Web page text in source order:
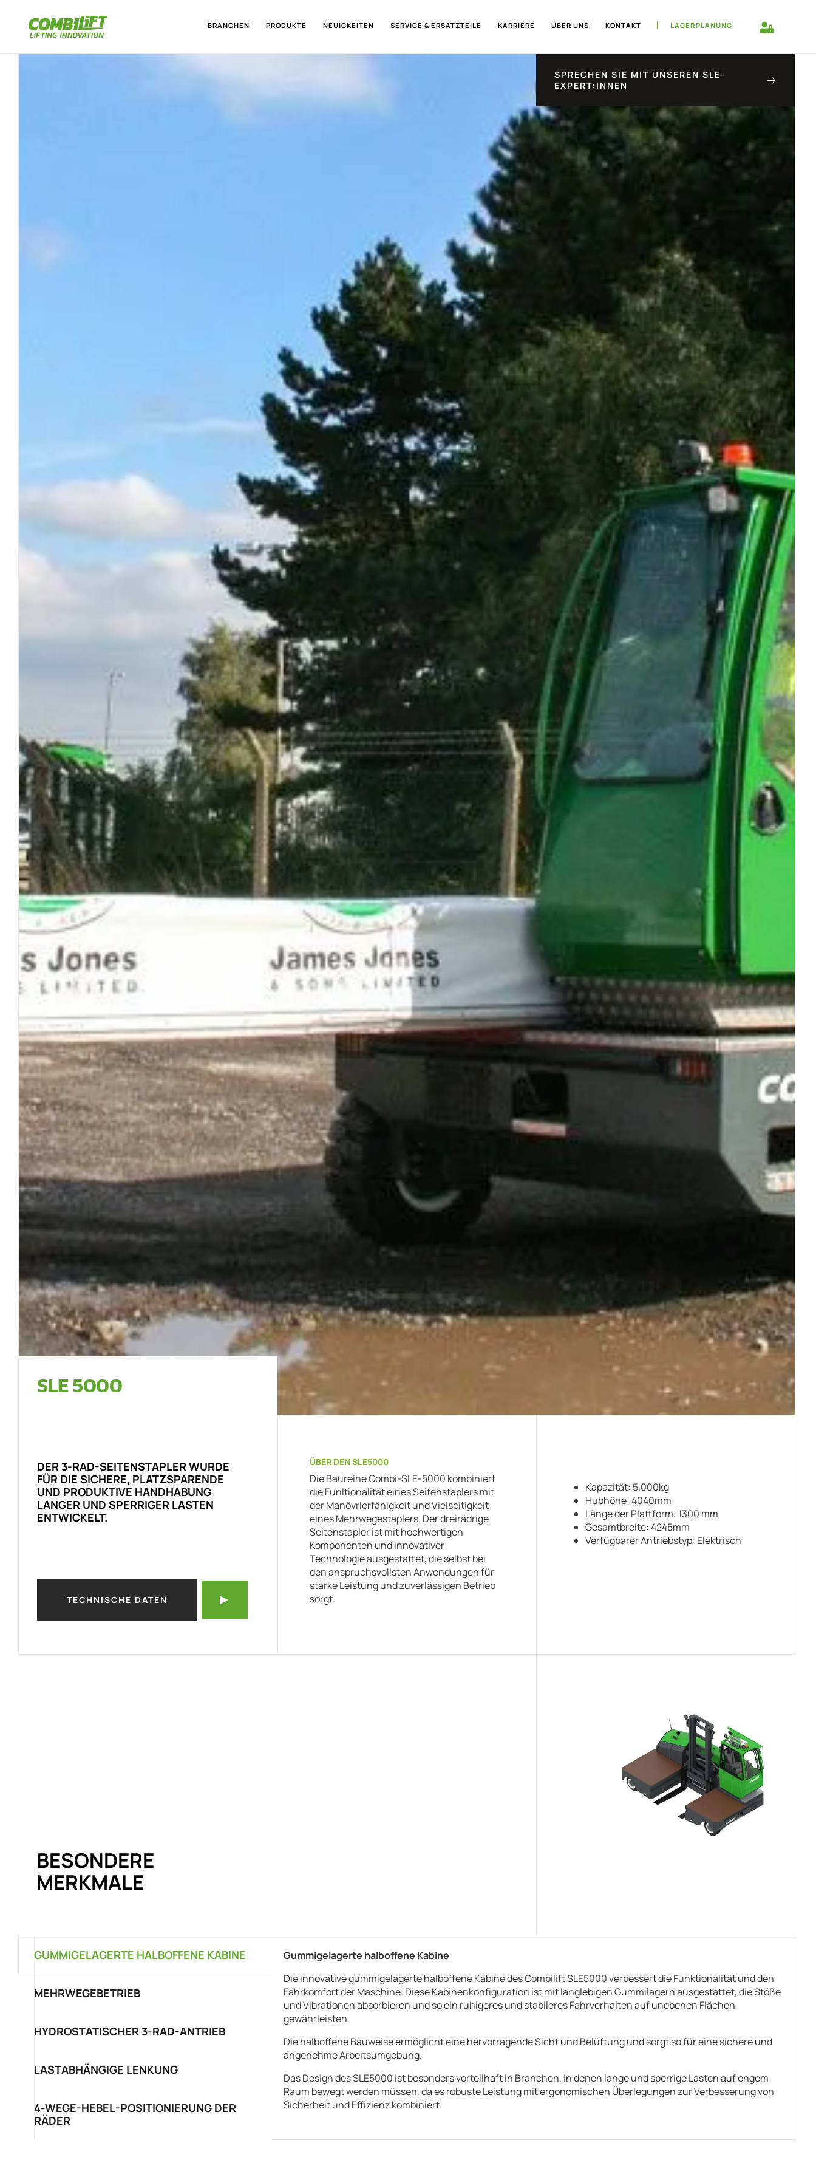
BRANCHEN PRODUKTE NEUIGKEITEN SERVICE & ERSATZTEILE KARRIERE ÜBER UNS KONTAKT LAGERPLANUNG
SPRECHEN SIE MIT UNSEREN SLE-
EXPERT:INNEN
SLE 5000
DER 3-RAD-SEITENSTAPLER WURDE
FÜR DIE SICHERE, PLATZSPARENDE
UND PRODUKTIVE HANDHABUNG
LANGER UND SPERRIGER LASTEN
ENTWICKELT.
TECHNISCHE DATEN
ÜBER DEN SLE5000
Die Baureihe Combi-SLE-5000 kombiniert
die Funltionalität eines Seitenstaplers mit
der Manövrierfähigkeit und Vielseitigkeit
eines Mehrwegestaplers. Der dreirädrige
Seitenstapler ist mit hochwertigen
Komponenten und innovativer
Technologie ausgestattet, die selbst bei
den anspruchsvollsten Anwendungen für
starke Leistung und zuverlässigen Betrieb
sorgt.
Kapazität: 5.000kg
Hubhöhe: 4040mm
Länge der Plattform: 1300 mm
Gesamtbreite: 4245mm
Verfügbarer Antriebstyp: Elektrisch
BESONDERE
MERKMALE
GUMMIGELAGERTE HALBOFFENE KABINE
MEHRWEGEBETRIEB
HYDROSTATISCHER 3-RAD-ANTRIEB
LASTABHÄNGIGE LENKUNG
4-WEGE-HEBEL-POSITIONIERUNG DER
RÄDER
Gummigelagerte halboffene Kabine
Die innovative gummigelagerte halboffene Kabine des Combilift SLE5000 verbessert die Funktionalität und den
Fahrkomfort der Maschine. Diese Kabinenkonfiguration ist mit langlebigen Gummilagern ausgestattet, die Stöße
und Vibrationen absorbieren und so ein ruhigeres und stabileres Fahrverhalten auf unebenen Flächen
gewährleisten.
Die halboffene Bauweise ermöglicht eine hervorragende Sicht und Belüftung und sorgt so für eine sichere und
angenehme Arbeitsumgebung.
Das Design des SLE5000 ist besonders vorteilhaft in Branchen, in denen lange und sperrige Lasten auf engem
Raum bewegt werden müssen, da es robuste Leistung mit ergonomischen Überlegungen zur Verbesserung von
Sicherheit und Effizienz kombiniert.